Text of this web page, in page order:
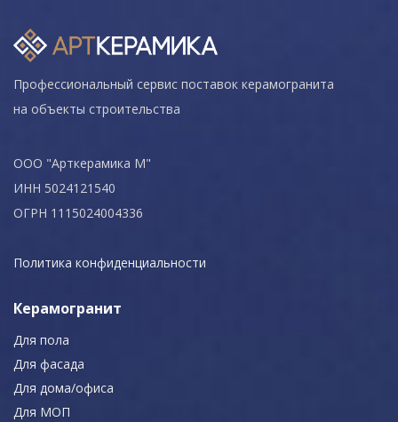
Профессиональный сервис поставок керамогранита
на объекты строительства
ООО "Арткерамика М"
ИНН 5024121540
ОГРН 1115024004336
Политика конфиденциальности
Керамогранит
Для пола
Для фасада
Для дома/офиса
Для МОП